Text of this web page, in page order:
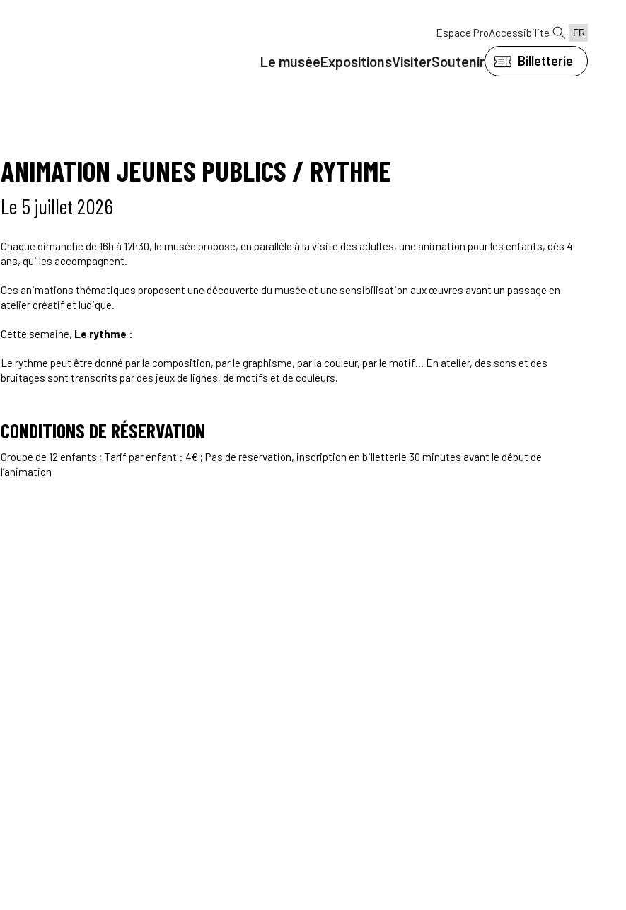
Espace ProAccessibilité
Le muséeExpositionsVisiterSoutenir Billetterie
ANIMATION JEUNES PUBLICS / RYTHME
Le 5 juillet 2026
Chaque dimanche de 16h à 17h30, le musée propose, en parallèle à la visite des adultes, une animation pour les enfants, dès 4
ans, qui les accompagnent.
Ces animations thématiques proposent une découverte du musée et une sensibilisation aux œuvres avant un passage en
atelier créatif et ludique.
Cette semaine, Le rythme :
Le rythme peut être donné par la composition, par le graphisme, par la couleur, par le motif… En atelier, des sons et des
bruitages sont transcrits par des jeux de lignes, de motifs et de couleurs.
CONDITIONS DE RÉSERVATION
Groupe de 12 enfants ; Tarif par enfant : 4€ ; Pas de réservation, inscription en billetterie 30 minutes avant le début de
l’animation